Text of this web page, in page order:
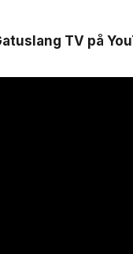
TV på